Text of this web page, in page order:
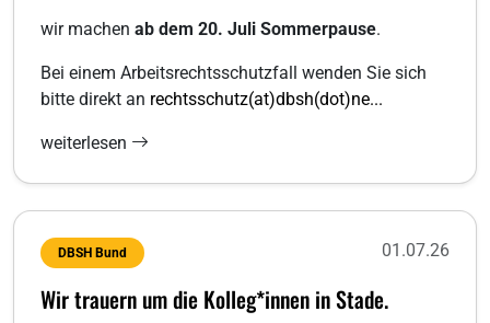
wir machen ab dem 20. Juli Sommerpause.
Bei einem Arbeitsrechtsschutzfall wenden Sie sich
bitte direkt an rechtsschutz(at)dbsh(dot)ne...
weiterlesen
DBSH Bund 01.07.26
Wir trauern um die Kolleg*innen in Stade.